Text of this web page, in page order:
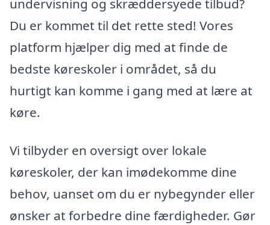
undervisning og skræddersyede tilbud?
Du er kommet til det rette sted! Vores
platform hjælper dig med at finde de
bedste køreskoler i området, så du
hurtigt kan komme i gang med at lære at
køre.
Vi tilbyder en oversigt over lokale
køreskoler, der kan imødekomme dine
behov, uanset om du er nybegynder eller
ønsker at forbedre dine færdigheder. Gør